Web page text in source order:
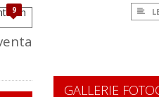
9
GALLERIE